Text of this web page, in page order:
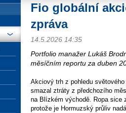
Fio globální
zpráva
14.5.2026 14:35
Portfolio manažer Lukáš
měsíčním reportu za duben
Akciový trh z pohledu
smazal ztráty z předchozího
na Blízkém východě. Ropa sice
protože je Hormuzský průliv